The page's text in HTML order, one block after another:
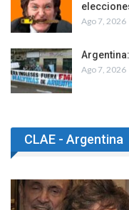
Ago 7, 2026
Ago 7, 2026
CLAE - Argentina